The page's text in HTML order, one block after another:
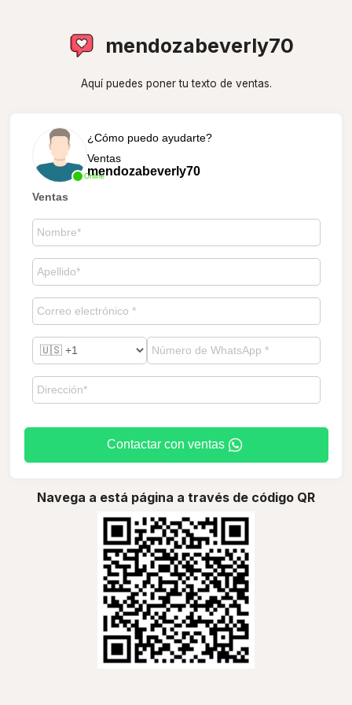
mendozabeverly70
Aquí puedes poner tu texto de ventas.
Online
¿Cómo puedo ayudarte?
Ventas
mendozabeverly70
Ventas
Contactar con ventas
Navega a está página a través de código QR